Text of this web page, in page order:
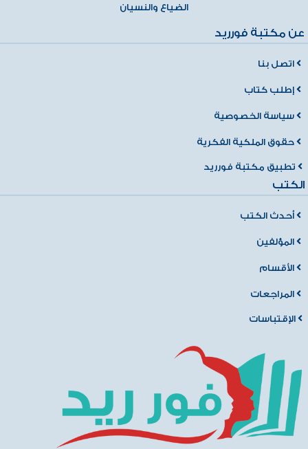
الضياع والنسيان
عن مكتبة فورريد
اتصل بنا
إطلب كتاب
سياسة الخصوصية
حقوق الملكية الفكرية
تطبيق مكتبة فورريد
الكتب
أحدث الكتب
المؤلفين
الأقسام
المراجعات
الإقتباسات